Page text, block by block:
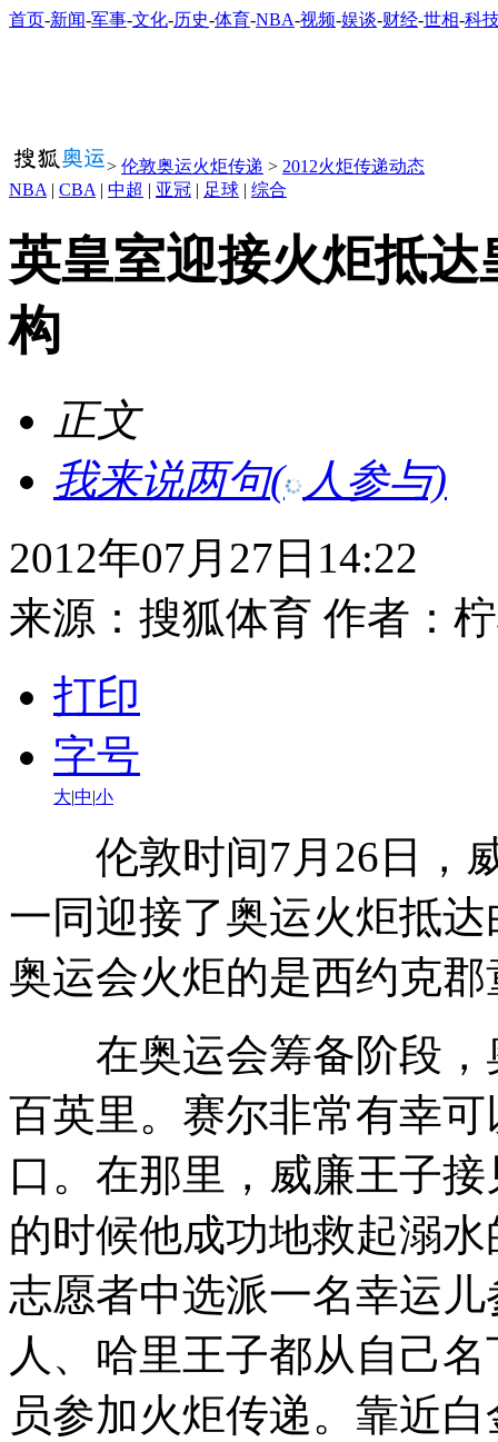
首页-新闻-军事-文化-历史-体育-NBA-视频-娱谈-财经-世相-科
> 伦敦奥运火炬传递 > 2012火炬传递动态
NBA | CBA | 中超 | 亚冠 | 足球 | 综合
英皇室迎接火炬抵
构
正文
我来说两句( 人参与)
2012年07月27日14:22
来源： 搜狐体育 作者：
打印
字号
大|中|小
伦敦时间7月26日，威
一同迎接了奥运火炬抵
奥运会火炬的是西约克
在奥运会筹备阶段，
百英里。赛尔非常有幸
口。在那里，威廉王子
的时候他成功地救起溺
志愿者中选派一名幸运
人、哈里王子都从自己
员参加火炬传递。靠近